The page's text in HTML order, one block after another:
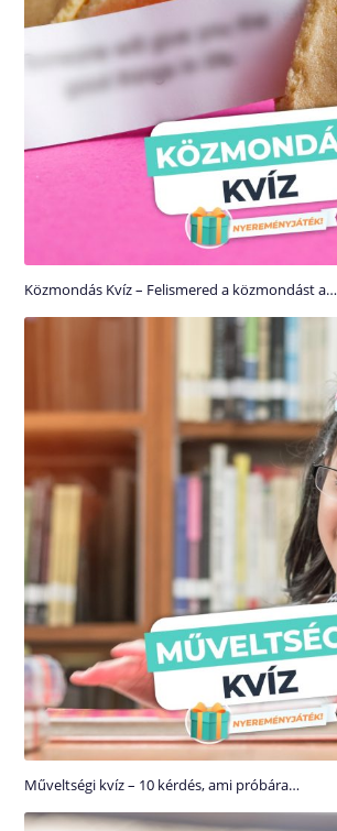
Közmondás Kvíz – Felismered a közmondást a…
Műveltségi kvíz – 10 kérdés, ami próbára…